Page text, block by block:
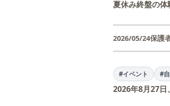
夏休み終盤の体
2026/05/24保護
#イベント #
2026年8月27日